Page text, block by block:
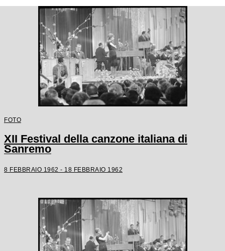
FOTO
XII Festival della canzone italiana di
Sanremo
8 FEBBRAIO 1962 - 18 FEBBRAIO 1962